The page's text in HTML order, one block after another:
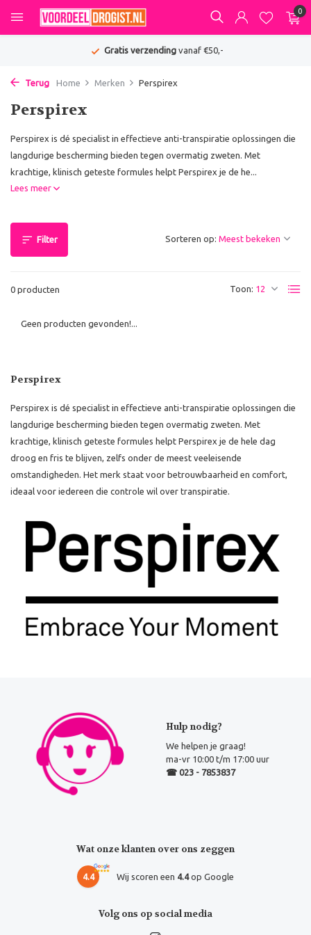
0
Gratis verzendingvanaf €50,-
Terug Home Merken Perspirex
Perspirex
Perspirex is dé specialist in effectieve anti-transpiratie oplossingen die
langdurige bescherming bieden tegen overmatig zweten. Met
krachtige, klinisch geteste formules helpt Perspirex je de he...
Lees meer
Filter
0 producten Toon:
Sorteren op:
Geen producten gevonden!...
Perspirex
Perspirex is dé specialist in effectieve anti-transpiratie oplossingen die
langdurige bescherming bieden tegen overmatig zweten. Met
krachtige, klinisch geteste formules helpt Perspirex je de hele dag
droog en fris te blijven, zelfs onder de meest veeleisende
omstandigheden. Het merk staat voor betrouwbaarheid en comfort,
ideaal voor iedereen die controle wil over transpiratie.
Hulp nodig?
We helpen je graag!
ma-vr 10:00 t/m 17:00 uur
☎ 023 - 7853837
Wat onze klanten over ons zeggen
4.4 Wij scoren een 4.4op Google
Volg ons op social media